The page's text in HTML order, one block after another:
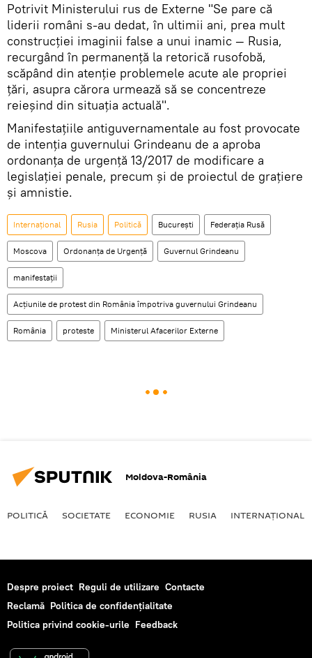
Potrivit Ministerului rus de Externe "Se pare că
liderii români s-au dedat, în ultimii ani, prea mult
construcției imaginii false a unui inamic — Rusia,
recurgând în permanență la retorică rusofobă,
scăpând din atenție problemele acute ale propriei
țări, asupra cărora urmează să se concentreze
reieșind din situația actuală".
Manifestațiile antiguvernamentale au fost provocate
de intenția guvernului Grindeanu de a aproba
ordonanța de urgență 13/2017 de modificare a
legislației penale, precum și de proiectul de grațiere
și amnistie.
Internaţional Rusia Politică București Federaţia Rusă
Moscova Ordonanța de Urgență Guvernul Grindeanu
manifestații
Acțiunile de protest din România împotriva guvernului Grindeanu
România proteste Ministerul Afacerilor Externe
Moldova-România
POLITICĂ SOCIETATE ECONOMIE RUSIA INTERNAŢIONAL
Despre proiect Reguli de utilizare Contacte
Reclamă Politica de confidențialitate
Politica privind cookie-urile Feedback